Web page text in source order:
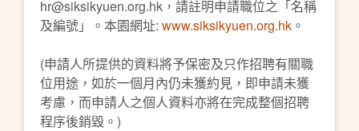
hr@siksikyuen.org.hk，請註明申請職位之「名稱
及編號」。本園網址: www.siksikyuen.org.hk 。
(申請人所提供的資料將予保密及只作招聘有關職
位用途，如於一個月內仍未獲約見，即申請未獲
考慮，而申請人之個人資料亦將在完成整個招聘
程序後銷毀。)